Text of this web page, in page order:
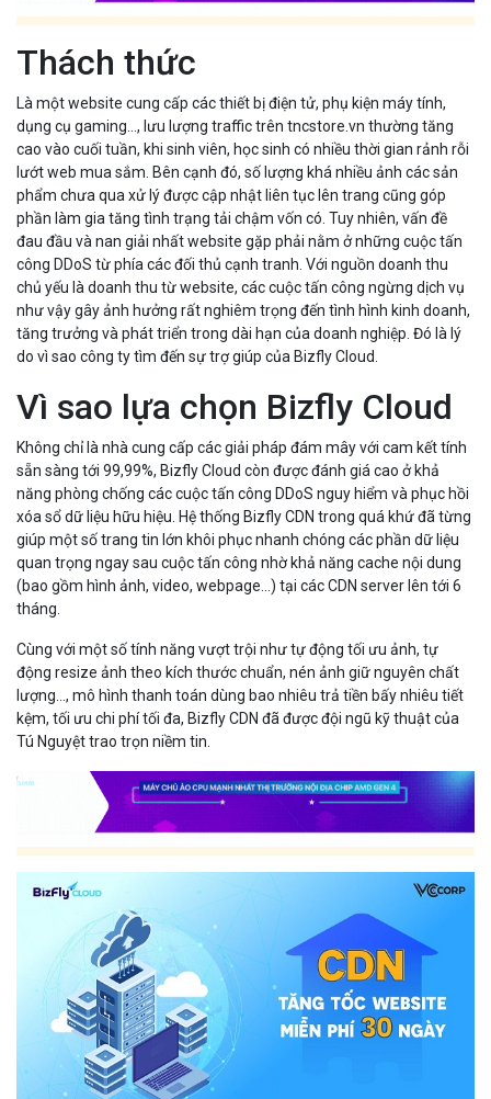
như vậy gây ảnh hưởng rất nghiêm trọng đến tình hình kinh doanh,
tăng trưởng và phát triển trong dài hạn của doanh nghiệp. Đó là lý
do vì sao công ty tìm đến sự trợ giúp của Bizfly Cloud.
Vì sao lựa chọn Bizfly Cloud
Không chỉ là nhà cung cấp các giải pháp đám mây với cam kết tính
sẵn sàng tới 99,99%, Bizfly Cloud còn được đánh giá cao ở khả
năng phòng chống các cuộc tấn công DDoS nguy hiểm và phục hồi
xóa sổ dữ liệu hữu hiệu. Hệ thống Bizfly CDN trong quá khứ đã từng
giúp một số trang tin lớn khôi phục nhanh chóng các phần dữ liệu
quan trọng ngay sau cuộc tấn công nhờ khả năng cache nội dung
(bao gồm hình ảnh, video, webpage...) tại các CDN server lên tới 6
tháng.
Cùng với một số tính năng vượt trội như tự động tối ưu ảnh, tự
động resize ảnh theo kích thước chuẩn, nén ảnh giữ nguyên chất
lượng…, mô hình thanh toán dùng bao nhiêu trả tiền bấy nhiêu tiết
kệm, tối ưu chi phí tối đa, Bizfly CDN đã được đội ngũ kỹ thuật của
Tú Nguyệt trao trọn niềm tin.
Lợi ích đạt được
Việc tự động lưu cache từ CDN giúp giảm tải đáng kể cho server
gốc vì khi đó nội dung sẽ truyền đi từ proxy server được đặt gần
người dùng cuối hơn thay vì truyền trực tiếp từ server gốc. Team
vận hành sẽ không cần phải thực hiện lưu cache image bằng RAM
hay Restart webserver, db mỗi khi lưu lượng traffic tăng cao khiến
server bị treo nữa. Đồng thời vẫn đảm bảo được tốc độ truyền tải
nhanh chóng trong khoảng từ 1 đến < 3s, đảm bảo trải nghiệm